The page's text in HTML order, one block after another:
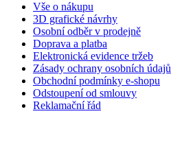
Vše o nákupu
3D grafické návrhy
Osobní odběr v prodejně
Doprava a platba
Elektronická evidence tržeb
Zásady ochrany osobních údajů
Obchodní podmínky e-shopu
Odstoupení od smlouvy
Reklamační řád